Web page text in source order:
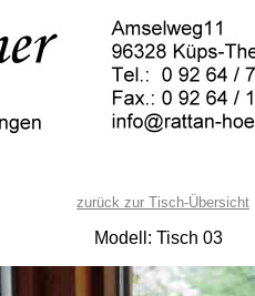
zurück zur Tisch-Übersicht
Modell: Tisch 03